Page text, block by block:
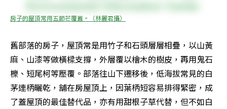
房子的屋頂常用五節芒覆蓋。（林麗君攝）
舊部落的房子，屋頂常是用竹子和石頭層層相疊，以山黃
麻、山漆等做橫樑支撐，外層覆以檜木的樹皮，再用鬼石
櫟、短尾柯等壓覆。部落往山下遷移後，低海拔常見的白
茅連柄曬乾，舖在房屋頂上，因葉柄短容易排得緊密，成
了蓋屋頂的最佳替代品，亦有用甜根子草代替，但不如白